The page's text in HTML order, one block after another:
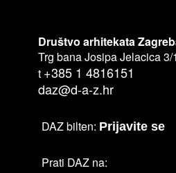
Društvo arhitekata
Trg bana Josipa Jelacica 3/1
t +385 1 4816151
daz@d-a-z.hr
DAZ bilten: Prijavite se
Prati DAZ na: